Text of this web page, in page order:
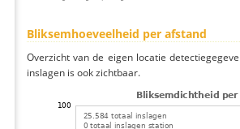
Bliksemhoeveelheid per afstand
Overzicht van de eigen locatie
inslagen is ook zichtbaar.